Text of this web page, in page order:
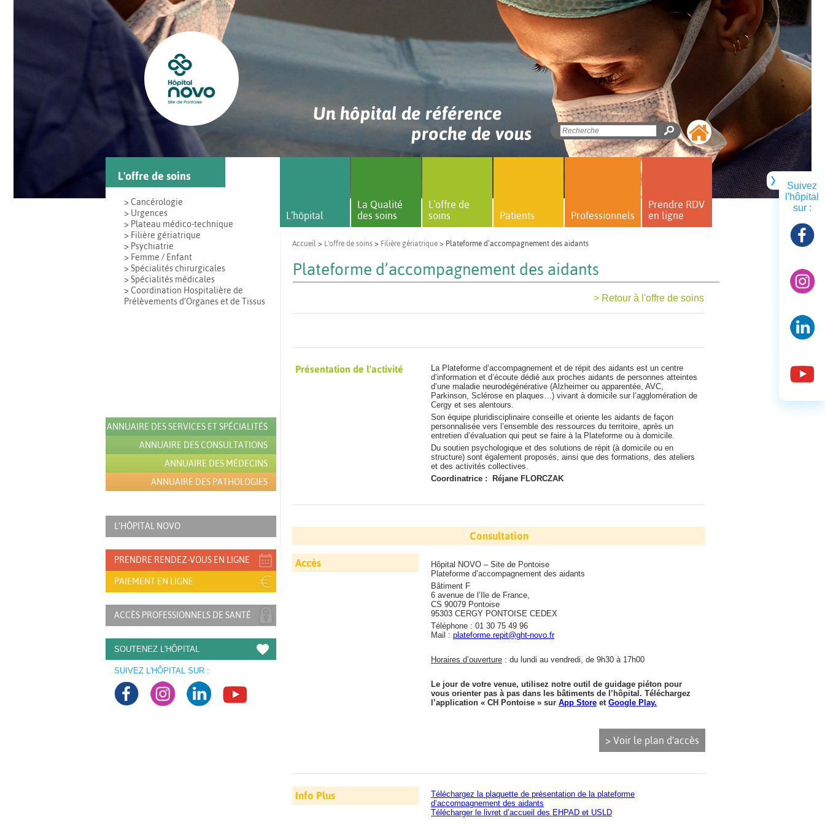
Un hôpital de référence
proche de vous
Suivez
l'hôpital
sur :
L'offre de soins
> Cancérologie
> Urgences
> Plateau médico-technique
> Filière gériatrique
> Psychiatrie
> Femme / Enfant
> Spécialités chirurgicales
> Spécialités médicales
> Coordination Hospitalière de
Prélèvements d’Organes et de Tissus
ANNUAIRE DES SERVICES ET SPÉCIALITÉS
ANNUAIRE DES CONSULTATIONS
ANNUAIRE DES MÉDECINS
ANNUAIRE DES PATHOLOGIES
L’HÔPITAL NOVO
PRENDRE RENDEZ-VOUS EN LIGNE
PAIEMENT EN LIGNE
ACCÈS PROFESSIONNELS DE SANTÉ
SOUTENEZ L'HÔPITAL
SUIVEZ L'HÔPITAL SUR :
L’hôpital
La Qualité
des soins
L’offre de
soins
Patients Professionnels
Prendre RDV
en ligne
Accueil > L'offre de soins > Filière gériatrique > Plateforme d’accompagnement des aidants
Plateforme d’accompagnement des aidants
> Retour à l'offre de soins
Présentation de l'activité
La Plateforme d’accompagnement et de répit des aidants est un centre
d’information et d’écoute dédié aux proches aidants de personnes atteintes
d’une maladie neurodégénérative (Alzheimer ou apparentée, AVC,
Parkinson, Sclérose en plaques…) vivant à domicile sur l’agglomération de
Cergy et ses alentours.
Son équipe pluridisciplinaire conseille et oriente les aidants de façon
personnalisée vers l’ensemble des ressources du territoire, après un
entretien d’évaluation qui peut se faire à la Plateforme ou à domicile.
Du soutien psychologique et des solutions de répit (à domicile ou en
structure) sont également proposés, ainsi que des formations, des ateliers
et des activités collectives.
Coordinatrice :
Réjane FLORCZAK
Consultation
Accès
Hôpital NOVO – Site de Pontoise
Plateforme d’accompagnement des aidants
Bâtiment F
6 avenue de l’Ile de France,
CS 90079 Pontoise
95303 CERGY PONTOISE CEDEX
Téléphone : 01 30 75 49 96
Mail : plateforme.repit@ght-novo.fr
Horaires d’ouverture : du lundi au vendredi, de 9h30 à 17h00
Le jour de votre venue, utilisez notre outil de guidage piéton pour
vous orienter pas à pas dans les bâtiments de l’hôpital. Téléchargez
l’application « CH Pontoise » sur App Store et Google Play.
> Voir le plan d'accès
Info Plus
Téléchargez la plaquette de présentation de la plateforme
d’accompagnement des aidants
Télécharger le livret d’accueil des EHPAD et USLD